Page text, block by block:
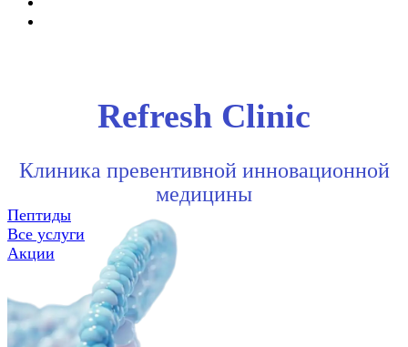
Refresh Clinic
Клиника превентивной инновационной
медицины
Пептиды
Все услуги
Акции